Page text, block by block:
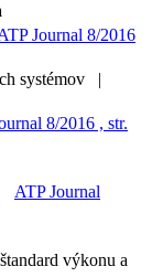
Journal 8/2016
systémov |
8/2016 , str.
ATP Journal
výkonu a